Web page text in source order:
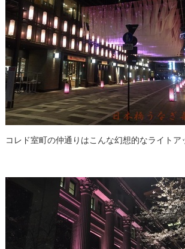
コレド室町の仲通りはこんな幻想的なライトア